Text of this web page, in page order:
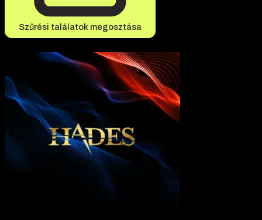
Szűrési találatok megosztása